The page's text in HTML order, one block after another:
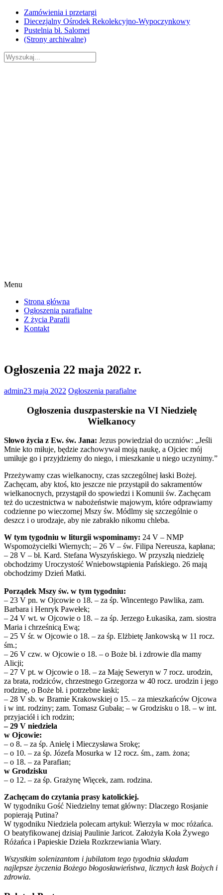
Skip
content
Zamówienia i przetargi
Diecezjalny Ośrodek Rekolekcyjno-Wypoczynkowy
Pustelnia bł. Salomei
(Strony archiwalne)
Menu
Strona główna
Ogłoszenia parafialne
Z życia Parafii
Kontakt
Ogłoszenia 22 maja 2022 r.
admin23 maja 2022 Ogłoszenia parafialne
Ogłoszenia duszpasterskie na VI Niedzielę
Wielkanocy
Słowo życia z Ew. św. Jana: Jezus powiedział do uczniów: „Jeśli
Mnie kto miłuje, będzie zachowywał moją naukę, a Ojciec mój
umiłuje go i przyjdziemy do niego, i mieszkanie u niego uczynimy.”
Przeżywamy czas wielkanocny, czas szczególnej łaski Bożej.
Zachęcam, aby ktoś, kto jeszcze nie przystąpił do sakramentów
wielkanocnych, przystąpił do spowiedzi i Komunii św. Zachęcam
też do uczestnictwa w nabożeństwie majowym, które odprawiamy
codzienne po wieczornej Mszy św. Módlmy się szczególnie o
deszcz i o urodzaje, aby nie zabrakło nikomu chleba.
W tym tygodniu w liturgii wspominamy: 24 V – NMP
Wspomożycielki Wiernych; – 26 V – św. Filipa Nereusza, kapłana;
– 28 V – bł. Kard. Stefana Wyszyńskiego. W przyszłą niedzielę
obchodzimy Uroczystość Wniebowstąpienia Pańskiego. 26 mają
obchodzimy Dzień Matki.
Porządek Mszy św. w tym tygodniu:
– 23 V pn. w Ojcowie o 18. – za śp. Wincentego Pawlika, zam.
Barbara i Henryk Pawełek;
– 24 V wt. w Ojcowie o 18. – za śp. Jerzego Łukasika, zam. siostra
Maria i chrześnicą Ewą;
– 25 V śr. w Ojcowie o 18. – za śp. Elżbietę Jankowską w 11 rocz.
śm.;
– 26 V czw. w Ojcowie o 18. – o Boże bł. i zdrowie dla mamy
Alicji;
– 27 V pt. w Ojcowie o 18. – za Maję Seweryn w 7 rocz. urodzin,
za brata, rodziców, chrzestnego Grzegorza w 40 rocz. urodzin i jego
rodzinę, o Boże bł. i potrzebne łaski;
– 28 V sb. w Bramie Krakowskiej o 15. – za mieszkańców Ojcowa
i w int. rodziny; zam. Tomasz Gubała; – w Grodzisku o 18. – w int.
przyjaciół i ich rodzin;
– 29 V niedziela
w Ojcowie:
– o 8. – za śp. Anielę i Mieczysława Srokę;
– o 10. – za śp. Józefa Mosurka w 12 rocz. śm., zam. żona;
– o 18. – za Parafian;
w Grodzisku
– o 12. – za śp. Grażynę Więcek, zam. rodzina.
Zachęcam do czytania prasy katolickiej.
W tygodniku Gość Niedzielny temat główny: Dlaczego Rosjanie
popierają Putina?
W tygodniku Niedziela polecam artykuł: Wierzyła w moc różańca.
O beatyfikowanej dzisiaj Paulinie Jaricot. Założyła Koła Żywego
Różańca i Papieskie Dzieła Rozkrzewiania Wiary.
Wszystkim solenizantom i jubilatom tego tygodnia składam
najlepsze życzenia Bożego błogosławieństwa, licznych łask Bożych i
zdrowia.